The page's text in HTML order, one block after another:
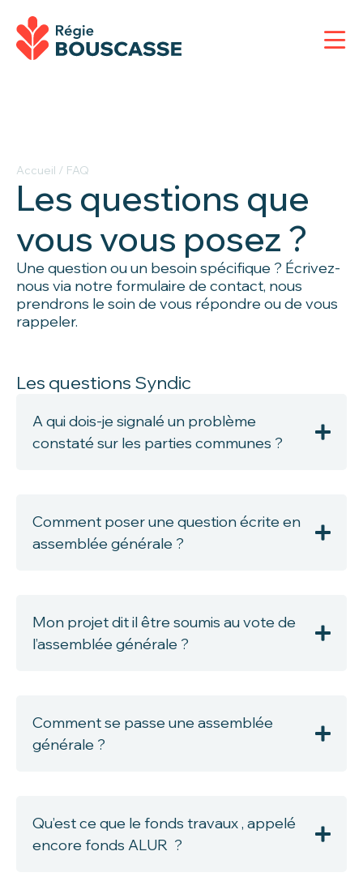
Accueil / FAQ
Les questions que
vous vous posez ?
Une question ou un besoin spécifique ? Écrivez-
nous via notre formulaire de contact, nous
prendrons le soin de vous répondre ou de vous
rappeler.
Les questions Syndic
A qui dois-je signalé un problème
constaté sur les parties communes ?
Comment poser une question écrite en
assemblée générale ?
Mon projet dit il être soumis au vote de
l’assemblée générale ?
Comment se passe une assemblée
générale ?
Qu’est ce que le fonds travaux , appelé
encore fonds ALUR ?